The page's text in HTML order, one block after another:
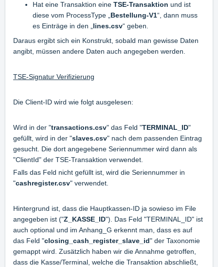
Hat eine Transaktion eine TSE-Transaktion und ist
diese vom ProcessType „Bestellung-V1“, dann muss
es Einträge in den „lines.csv“ geben.
Daraus ergibt sich ein Konstrukt, sobald man gewisse Daten
angibt, müssen andere Daten auch angegeben werden.
TSE-Signatur Verifizierung
Die Client-ID wird wie folgt ausgelesen:
Wird in der "transactions.csv" das Feld "TERMINAL_ID"
gefüllt, wird in der "slaves.csv" nach dem passenden Eintrag
gesucht. Die dort angegebene Seriennummer wird dann als
"ClientId" der TSE-Transaktion verwendet.
Falls das Feld nicht gefüllt ist, wird die Seriennummer in
"cashregister.csv" verwendet.
Hintergrund ist, dass die Hauptkassen-ID ja sowieso im File
angegeben ist ("Z_KASSE_ID"). Das Feld "TERMINAL_ID" ist
auch optional und im Anhang_G erkennt man, dass es auf
das Feld "closing_cash_register_slave_id" der Taxonomie
gemappt wird. Zusätzlich haben wir die Annahme getroffen,
dass die Kasse/Terminal, welche die Transaktion abschließt,